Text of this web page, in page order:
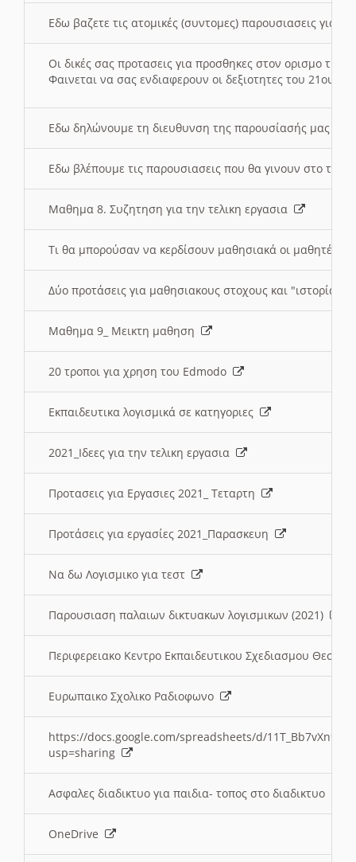
Εδω βαζετε τις ατομικές (συντομες) παρουσιασεις για
Οι δικές σας προτασεις για προσθηκες στον ορισμο
Φαινεται να σας ενδιαφερουν οι δεξιοτητες του 21ου
Εδω δηλώνουμε τη διευθυνση της παρουσίασής μας
Εδω βλέπουμε τις παρουσιασεις που θα γινουν στο
Μαθημα 8. Συζητηση για την τελικη εργασια
Τι θα μπορούσαν να κερδίσουν μαθησιακά οι μαθητές/
Δύο προτάσεις για μαθησιακους στοχους και "ιστορία"
Μαθημα 9_ Μεικτη μαθηση
20 τροποι για χρηση του Edmodo
Εκπαιδευτικα λογισμικά σε κατηγοριες
2021_Ιδεες για την τελικη εργασια
Προτασεις για Εργασιες 2021_ Τεταρτη
Προτάσεις για εργασίες 2021_Παρασκευη
Να δω Λογισμικο για τεστ
Παρουσιαση παλαιων δικτυακων λογισμικων (2021)
Περιφερειακο Κεντρο Εκπαιδευτικου Σχεδιασμου
Ευρωπαικο Σχολικο Ραδιοφωνο
https://docs.google.com/spreadsheets/d/
usp=sharing
Ασφαλες διαδικτυο για παιδια- τοπος στο διαδικτυο
OneDrive